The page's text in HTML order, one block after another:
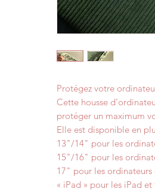
Protégez votre
Cette housse
protéger un maximum
Elle est disponible en
13"/14" pour les
15"/16" pour les
17" pour les ordinateurs
« iPad » pour les iPad